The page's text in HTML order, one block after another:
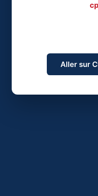
Aller sur